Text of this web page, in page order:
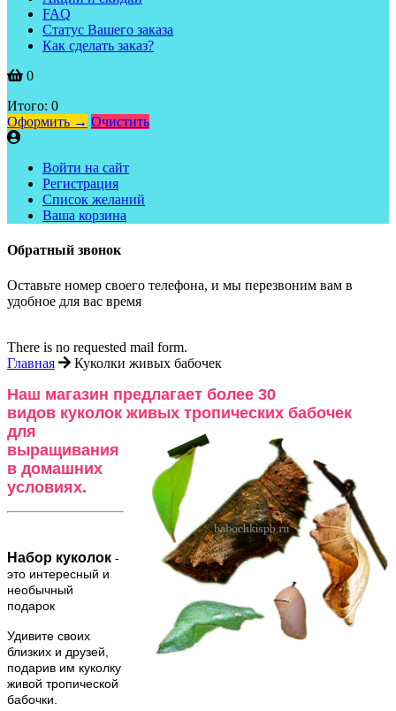
FAQ
Статус Вашего заказа
Как сделать заказ?
0
Итого: 0
Оформить → Очистить
Войти на сайт
Регистрация
Список желаний
Ваша корзина
Обратный звонок
Оставьте номер своего телефона, и мы перезвоним вам в
удобное для вас время
There is no requested mail form.
Главная
Куколки живых бабочек
Наш магазин предлагает более 30
видов куколок живых тропических бабочек
для
выращивания
в домашних
условиях.
Набор куколок -
это интересный и
необычный
подарок
Удивите своих
близких и друзей,
подарив им куколку
живой тропической
бабочки.